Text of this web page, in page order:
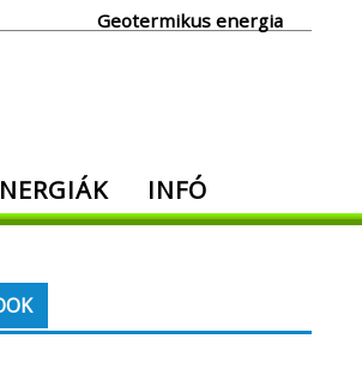
Geotermikus energia
INFÓ